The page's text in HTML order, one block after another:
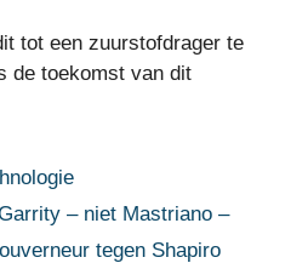
tot een zuurstofdrager te
de toekomst van dit
– niet Mastriano –
tegen Shapiro